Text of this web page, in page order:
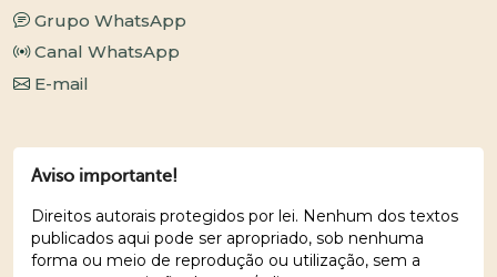
Grupo WhatsApp
Canal WhatsApp
E-mail
Aviso importante!
Direitos autorais protegidos por lei. Nenhum dos textos
publicados aqui pode ser apropriado, sob nenhuma
forma ou meio de reprodução ou utilização, sem a